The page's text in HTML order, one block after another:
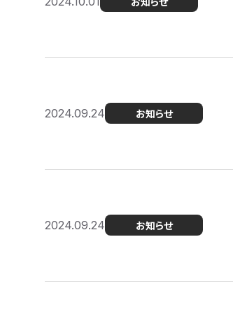
2024.09.24 お知らせ
2024.09.24 お知らせ